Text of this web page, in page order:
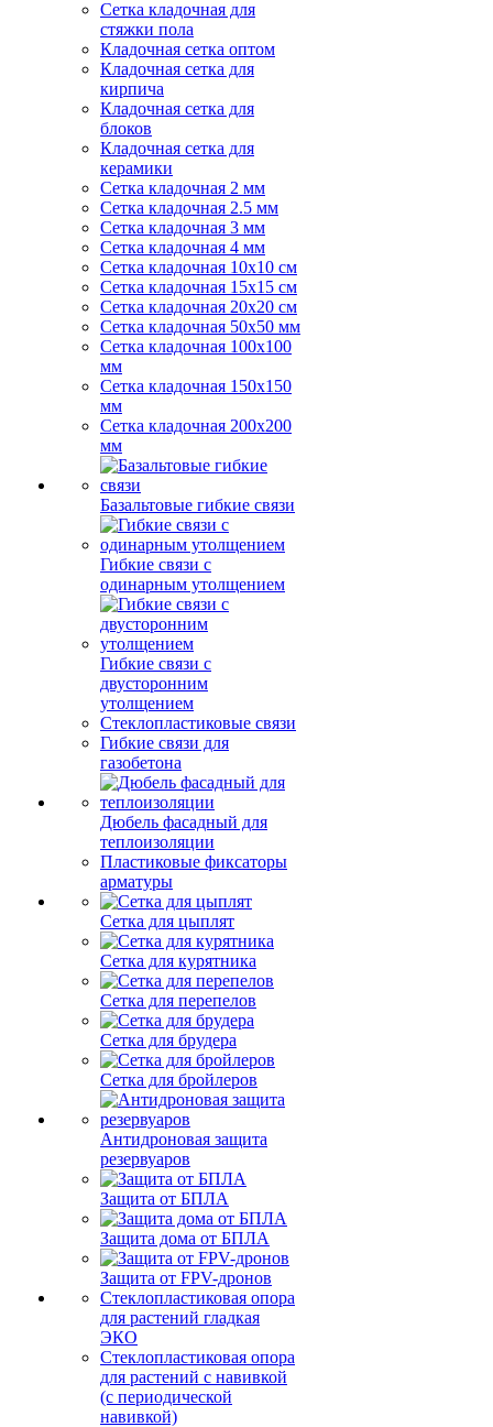
Сетка кладочная для
стяжки пола
Кладочная сетка оптом
Кладочная сетка для
кирпича
Кладочная сетка для
блоков
Кладочная сетка для
керамики
Сетка кладочная 2 мм
Сетка кладочная 2.5 мм
Сетка кладочная 3 мм
Сетка кладочная 4 мм
Сетка кладочная 10x10 см
Сетка кладочная 15x15 см
Сетка кладочная 20x20 см
Сетка кладочная 50x50 мм
Сетка кладочная 100x100
мм
Сетка кладочная 150x150
мм
Сетка кладочная 200x200
мм
Базальтовые гибкие связи
Гибкие связи с
одинарным утолщением
Гибкие связи с
двусторонним
утолщением
Стеклопластиковые связи
Гибкие связи для
газобетона
Дюбель фасадный для
теплоизоляции
Пластиковые фиксаторы
арматуры
Сетка для цыплят
Сетка для курятника
Сетка для перепелов
Сетка для брудера
Сетка для бройлеров
Антидроновая защита
резервуаров
Защита от БПЛА
Защита дома от БПЛА
Защита от FPV-дронов
Стеклопластиковая опора
для растений гладкая
ЭКО
Стеклопластиковая опора
для растений с навивкой
(с периодической
навивкой)